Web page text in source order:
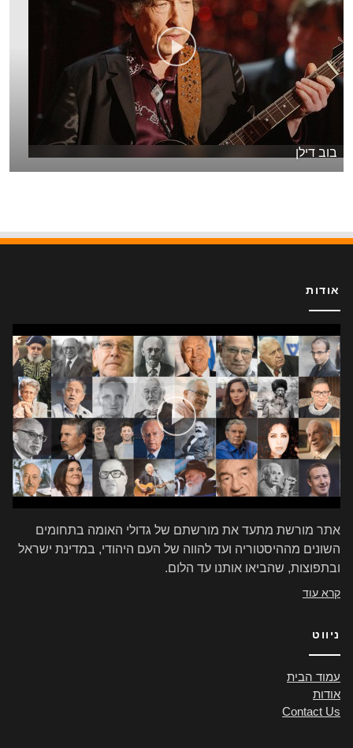
בוב דילן
אודות
אתר מורשת מתעד את מורשתם של גדולי האומה בתחומים
השונים מההיסטוריה ועד להווה של העם היהודי, במדינת ישראל
ובתפוצות, שהביאו אותנו עד הלום.
קרא עוד
ניווט
עמוד הבית
אודות
Contact Us